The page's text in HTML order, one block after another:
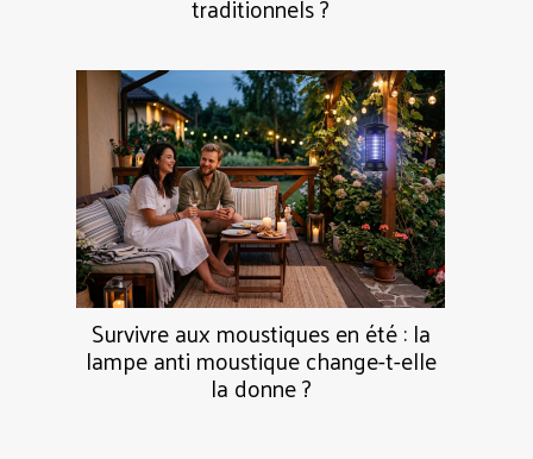
Survivre aux moustiques en été : la
lampe anti moustique change-t-elle
la donne ?